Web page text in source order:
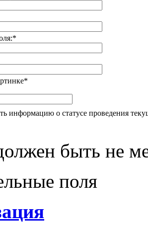
*
*
информацию о статусе проведения
быть не
поля